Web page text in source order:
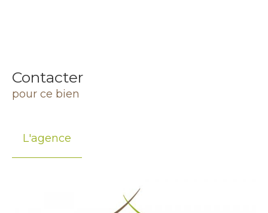
Contacter
pour ce bien
L'agence